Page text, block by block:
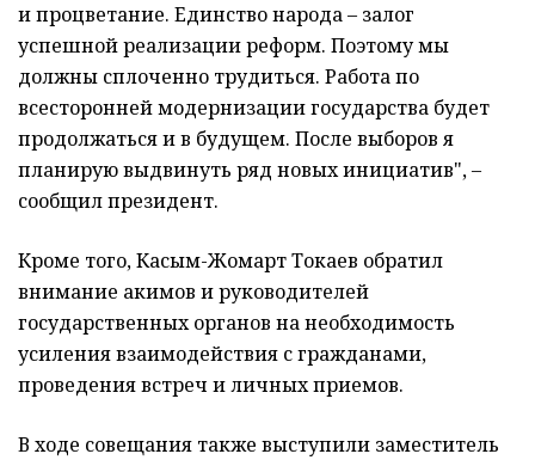
и процветание. Единство народа – залог
успешной реализации реформ. Поэтому мы
должны сплоченно трудиться. Работа по
всесторонней модернизации государства будет
продолжаться и в будущем. После выборов я
планирую выдвинуть ряд новых инициатив", –
сообщил президент.
Кроме того, Касым-Жомарт Токаев обратил
внимание акимов и руководителей
государственных органов на необходимость
усиления взаимодействия с гражданами,
проведения встреч и личных приемов.
В ходе совещания также выступили заместитель